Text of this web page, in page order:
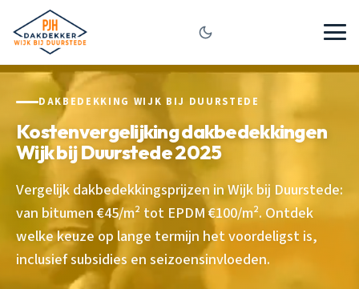
DAKBEDEKKING WIJK BIJ DUURSTEDE
Kostenvergelijking dakbedekkingen
Wijk bij Duurstede 2025
Vergelijk dakbedekkingsprijzen in Wijk bij Duurstede:
van bitumen €45/m² tot EPDM €100/m². Ontdek
welke keuze op lange termijn het voordeligst is,
inclusief subsidies en seizoensinvloeden.